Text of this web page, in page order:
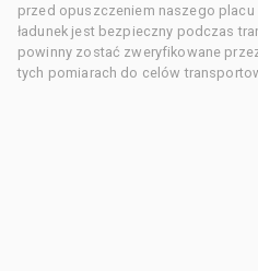
przed opuszczeniem naszego placu
ładunek jest bezpieczny podczas
powinny zostać zweryfikowane
tych pomiarach do celów